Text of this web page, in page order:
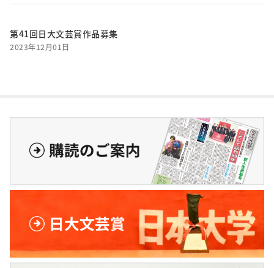
第41回日大文芸賞作品募集
2023年12月01日